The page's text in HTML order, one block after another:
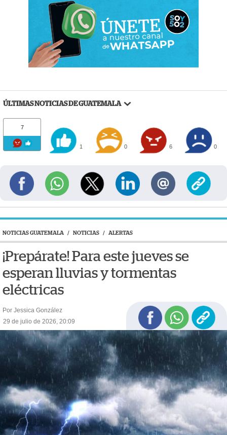
ÚLTIMAS NOTICIAS DE GUATEMALA
7
1 0 6 0
NOTICIAS GUATEMALA / NOTICIAS / ALERTAS
¡Prepárate! Para este jueves se
esperan lluvias y tormentas
eléctricas
Por Jessica González
29 de julio de 2026, 20:09